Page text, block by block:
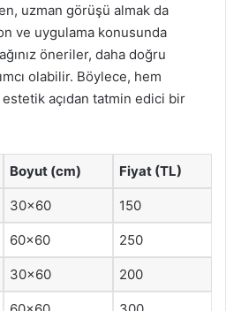
uzman görüşü almak da
ve uygulama konusunda
öneriler, daha doğru
olabilir. Böylece, hem
açıdan tatmin edici bir
Boyut (cm) Fiyat (TL)
30×60 150
60×60 250
30×60 200